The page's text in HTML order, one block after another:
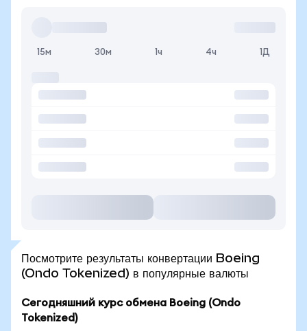
15м 30м 1ч 4ч 1Д
Посмотрите результаты конвертации Boeing
(Ondo Tokenized) в популярные валюты
Сегодняшний курс обмена Boeing (Ondo
Tokenized)